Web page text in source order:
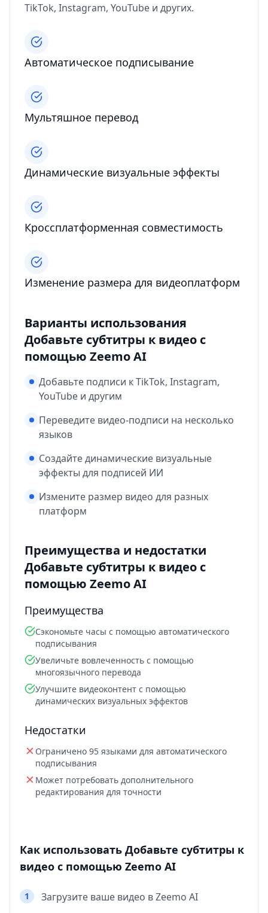
TikTok, Instagram, YouTube и других.
Автоматическое подписывание
Мультяшное перевод
Динамические визуальные эффекты
Кроссплатформенная совместимость
Изменение размера для видеоплатформ
Варианты использования
Добавьте субтитры к видео с
помощью Zeemo AI
Добавьте подписи к TikTok, Instagram,
YouTube и другим
Переведите видео-подписи на несколько
языков
Создайте динамические визуальные
эффекты для подписей ИИ
Измените размер видео для разных
платформ
Преимущества и недостатки
Добавьте субтитры к видео с
помощью Zeemo AI
Преимущества
Сэкономьте часы с помощью автоматического
подписывания
Увеличьте вовлеченность с помощью
многоязычного перевода
Улучшите видеоконтент с помощью
динамических визуальных эффектов
Недостатки
Ограничено 95 языками для автоматического
подписывания
Может потребовать дополнительного
редактирования для точности
Как использовать Добавьте субтитры к
видео с помощью Zeemo AI
1 Загрузите ваше видео в Zeemo AI